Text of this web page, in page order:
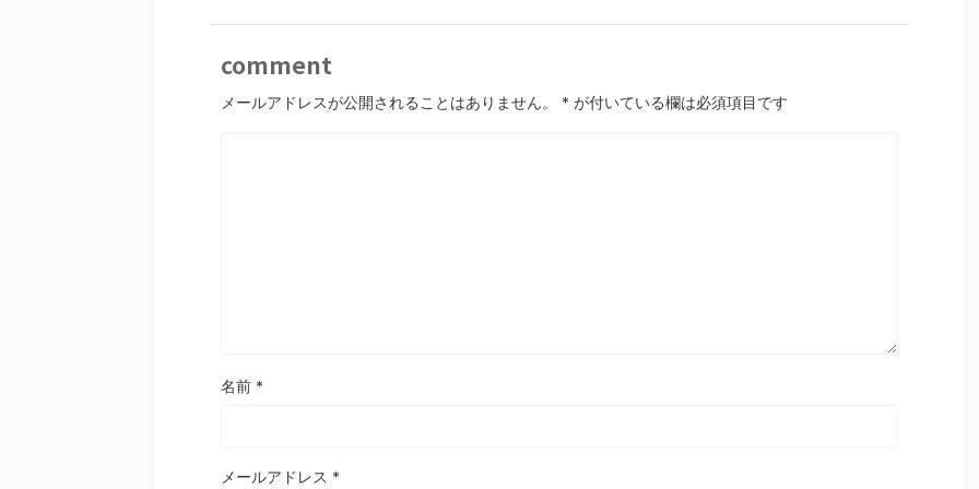
comment
メールアドレスが公開されることはありません。 * が付いている欄は必須項目です
名前 *
メールアドレス *